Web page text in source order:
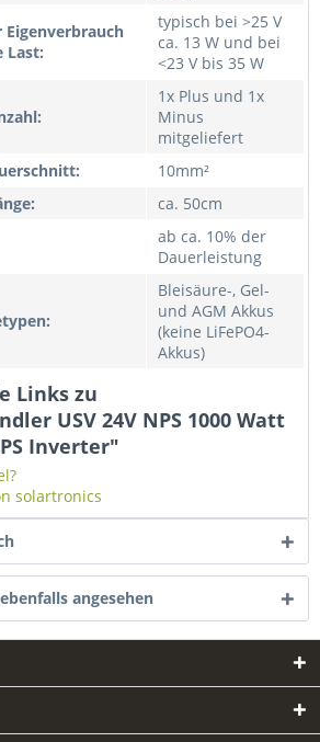
Last:
typisch bei >25 V
ca. 13 W und bei
<23 V bis 35 W
1x Plus und 1x
Minus
mitgeliefert
10mm²
ca. 50cm
ab ca. 10% der
Dauerleistung
Bleisäure-, Gel-
und AGM Akkus
(keine LiFePO4-
Akkus)
Links zu
USV 24V NPS 1000 Watt
Inverter"
solartronics
angesehen